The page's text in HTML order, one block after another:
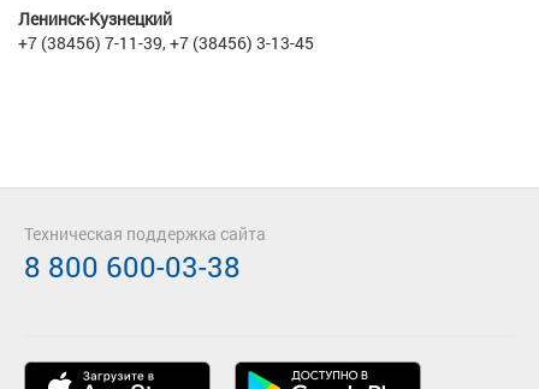
Ленинск-Кузнецкий
+7 (38456) 7-11-39, +7 (38456) 3-13-45
Техническая поддержка сайта
8 800 600-03-38